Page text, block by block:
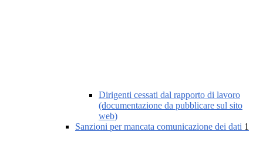
Dirigenti cessati dal rapporto di lavoro
(documentazione da pubblicare sul sito
web)
Sanzioni per mancata comunicazione dei dati 1